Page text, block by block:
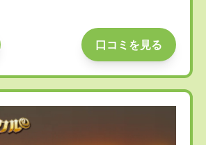
口コミを見る